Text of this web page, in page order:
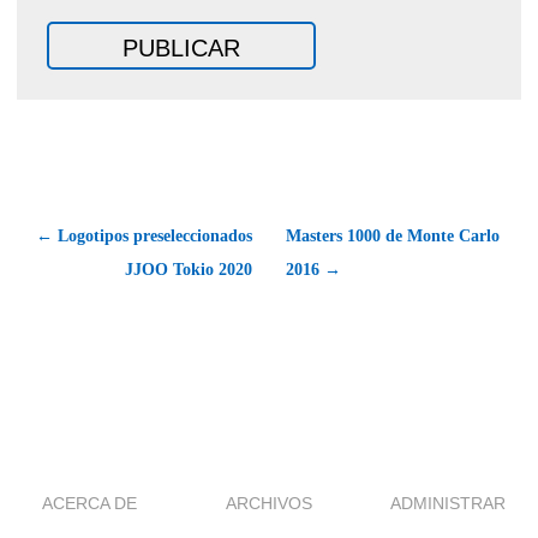
← Logotipos preseleccionados
JJOO Tokio 2020
Masters 1000 de Monte Carlo
2016 →
ACERCA DE ARCHIVOS ADMINISTRAR